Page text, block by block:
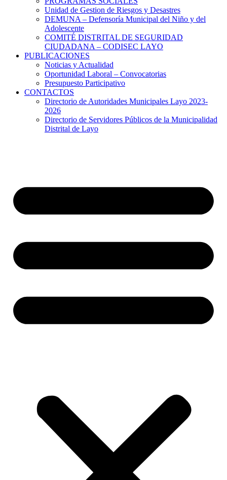
Unidad de Gestion de Riesgos y Desastres
DEMUNA – Defensoría Municipal del Niño y del
Adolescente
COMITÉ DISTRITAL DE SEGURIDAD
CIUDADANA – CODISEC LAYO
PUBLICACIONES
Noticias y Actualidad
Oportunidad Laboral – Convocatorias
Presupuesto Participativo
CONTACTOS
Directorio de Autoridades Municipales Layo 2023-
2026
Directorio de Servidores Públicos de la Municipalidad
Distrital de Layo